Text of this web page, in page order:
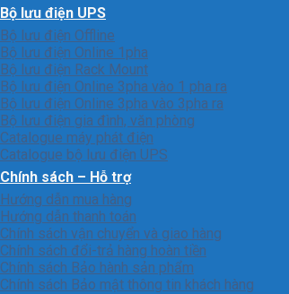
Bộ lưu điện UPS
Bộ lưu điện Offline
Bộ lưu điện Online 1pha
Bộ lưu điện Rack Mount
Bộ lưu điện Online 3pha vào 1 pha ra
Bộ lưu điện Online 3pha vào 3pha ra
Bộ lưu điện gia đình, văn phòng
Catalogue máy phát điện
Catalogue bộ lưu điện UPS
Chính sách – Hỗ trợ
Hướng dẫn mua hàng
Hướng dẫn thanh toán
Chính sách vận chuyển và giao hàng
Chính sách đổi-trả hàng hoàn tiền
Chính sách Bảo hành sản phẩm
Chính sách Bảo mật thông tin khách hàng